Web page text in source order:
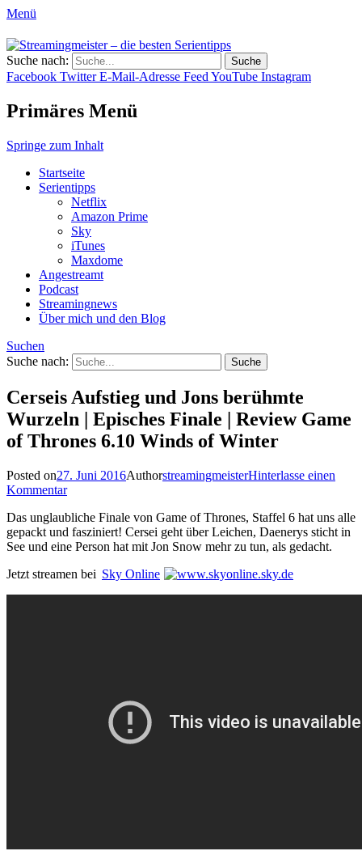
Menü
Streamingmeister – die besten
Serientipps
Hol dir die besten Serientipps, Kritiken
und Reviews zu neuen Serien und neuen
Staffeln.
Suche nach:
Facebook Twitter E-Mail-Adresse FeedYouTube Instagram
Primäres Menü
Springe zum Inhalt
Startseite
Serientipps
Netflix
Amazon Prime
Sky
iTunes
Maxdome
Angestreamt
Podcast
Streamingnews
Über mich und den Blog
Suchen
Suche nach:
Cerseis Aufstieg und Jons berühmte
Wurzeln | Episches Finale | Review Game
of Thrones 6.10 Winds of Winter
Posted on27. Juni 2016AuthorstreamingmeisterHinterlasse einen
Kommentar
Das unglaubliche Finale von Game of Thrones, Staffel 6 hat uns alle
gepackt und fasziniert! Cersei geht über Leichen, Daenerys sticht in
See und eine Person hat mit Jon Snow mehr zu tun, als gedacht.
Jetzt streamen bei Sky Online